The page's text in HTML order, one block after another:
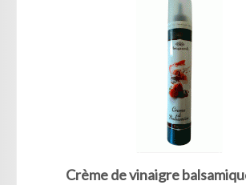
Crème de vinaigre